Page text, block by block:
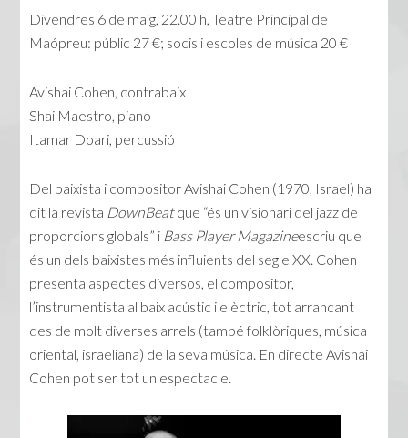
Divendres 6 de maig, 22.00 h, Teatre Principal de
Maópreu: públic 27 €; socis i escoles de música 20 €
Avishai Cohen, contrabaix
Shai Maestro, piano
Itamar Doari, percussió
Del baixista i compositor Avishai Cohen (1970, Israel) ha
dit la revista DownBeatque “és un visionari del jazz de
proporcions globals” i Bass Player Magazineescriu que
és un dels baixistes més influients del segle XX. Cohen
presenta aspectes diversos, el compositor,
l’instrumentista al baix acústic i elèctric, tot arrancant
des de molt diverses arrels (també folklòriques, música
oriental, israeliana) de la seva música. En directe Avishai
Cohen pot ser tot un espectacle.